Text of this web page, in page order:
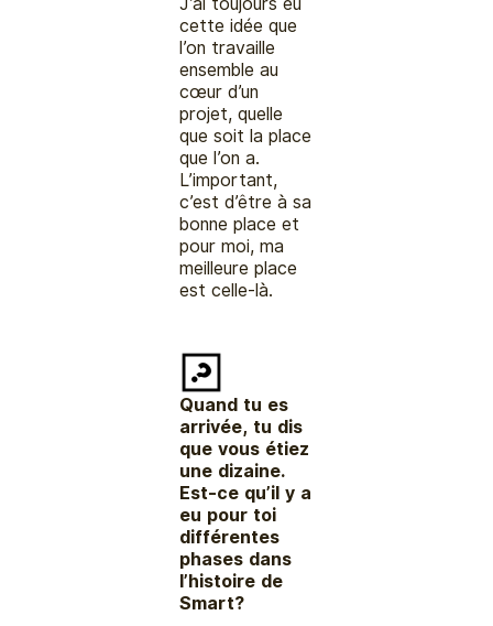
cette idée que
l’on travaille
ensemble au
cœur d’un
projet, quelle
que soit la place
que l’on a.
L’important,
c’est d’être à sa
bonne place et
pour moi, ma
meilleure place
est celle-là.
Quand tu es
arrivée, tu dis
que vous étiez
une dizaine.
Est-ce qu’il y a
eu pour toi
différentes
phases dans
l’histoire de
Smart?